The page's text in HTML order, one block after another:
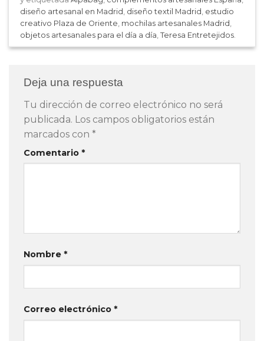
diseño artesanal en Madrid , diseño textil Madrid , estudio
creativo Plaza de Oriente, mochilas artesanales Madrid ,
objetos artesanales para el día a día,Teresa Entretejidos.
Deja una respuesta
Tu dirección de correo electrónico no será
publicada. Los campos obligatorios están
marcados con *
Comentario *
Nombre *
Correo electrónico *